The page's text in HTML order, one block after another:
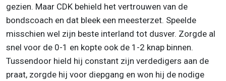
gezien. Maar CDK behield het vertrouwen van de
bondscoach en dat bleek een meesterzet. Speelde
misschien wel zijn beste interland tot dusver. Zorgde al
snel voor de 0-1 en kopte ook de 1-2 knap binnen.
Tussendoor hield hij constant zijn verdedigers aan de
praat, zorgde hij voor diepgang en won hij de nodige